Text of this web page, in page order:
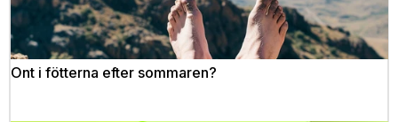
Ont i fötterna efter sommaren?